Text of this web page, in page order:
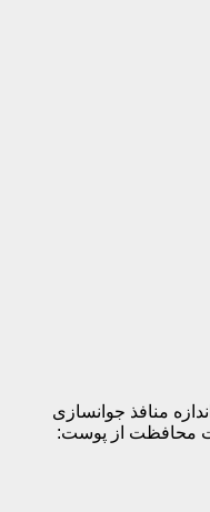
منافذ جوانسازی
محافظت از پوست: